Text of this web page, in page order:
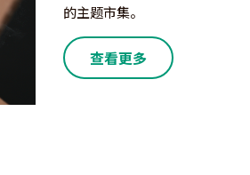
的主题市集。
查看更多